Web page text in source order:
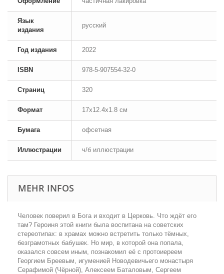
Язык
издания
русский
Год издания 2022
ISBN 978-5-907554-32-0
Страниц 320
Формат 17x12.4x1.8 см
Бумага офсетная
Иллюстрации ч/б иллюстрации
MEHR INFOS
Человек поверил в Бога и входит в Церковь. Что ждёт его
там? Героиня этой книги была воспитана на советских
стереотипах: в храмах можно встретить только тёмных,
безграмотных бабушек. Но мир, в которой она попала,
оказался совсем иным, познакомил её с протоиереем
Георгием Бреевым, игуменией Новодевичьего монастыря
Серафимой (Чёрной), Алексеем Баталовым, Сергеем